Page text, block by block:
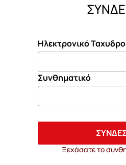
Ηλεκτρονικό
Συνθηματικό
Ξεχάσατε το